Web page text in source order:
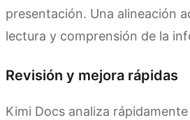
presentación. Una alineación
lectura y comprensión de la
Revisión y mejora rápidas
Kimi Docs analiza